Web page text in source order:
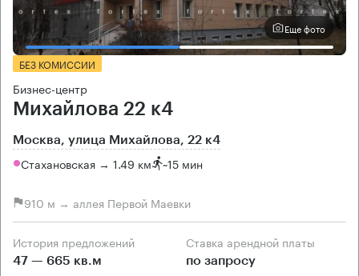
Еще фото
БЕЗ КОМИССИИ
Бизнес-центр
Михайлова 22 к4
Москва, улица Михайлова, 22 к4
Стахановская → 1.49 км ~15 мин
910 м → аллея Первой Маевки
История предложений
47 — 665 кв.м
Ставка арендной платы
по запросу